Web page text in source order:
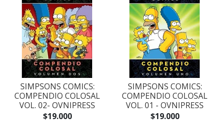
SIMPSONS COMICS:
COMPENDIO COLOSAL
VOL. 02- OVNIPRESS
$19.000
SIMPSONS COMICS:
COMPENDIO COLOSAL
VOL. 01 - OVNIPRESS
$19.000